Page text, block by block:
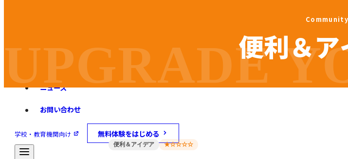
旧バージョンダウンロード
ニュース
お問い合わせ
学校・教育機関向け 無料体験をはじめる
Co mmu nity
便利＆ア
UPGRADE
便利＆アイデア ★☆☆☆☆